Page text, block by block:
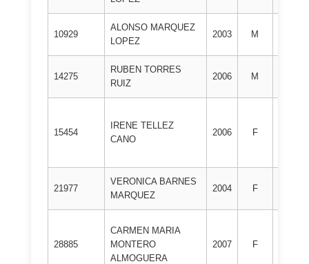
10929
ALONSO MARQUEZ
LOPEZ
2003 M
14275
RUBEN TORRES
RUIZ
2006 M
15454
IRENE TELLEZ
CANO
2006 F
21977
VERONICA BARNES
MARQUEZ
2004 F
28885
CARMEN MARIA
MONTERO
ALMOGUERA
2007 F